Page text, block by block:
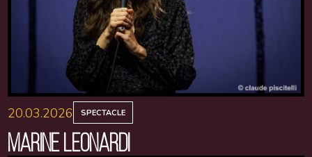
20.03.2026 SPECTACLE
MARINE LEONARDI